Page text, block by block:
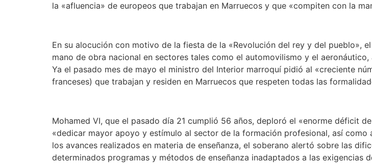
la «afluencia» de europeos que trabajan en Marruecos y que «compiten con la
En su alocución con motivo de la fiesta de la «Revolución del rey y del pueblo»,
mano de obra nacional en sectores tales como el automovilismo y el
Ya el pasado mes de mayo el ministro del Interior marroquí pidió al «creciente
franceses) que trabajan y residen en Marruecos que respeten todas las
Mohamed VI, que el pasado día 21 cumplió 56 años, deploró el «enorme déficit
«dedicar mayor apoyo y estímulo al sector de la formación profesional, así
los avances realizados en materia de enseñanza, el soberano alertó sobre las
determinados programas y métodos de enseñanza inadaptados a las exigencias